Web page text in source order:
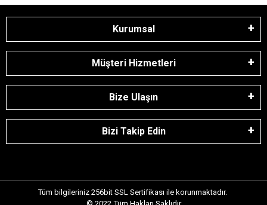
Kurumsal
Müşteri Hizmetleri
Bize Ulaşın
Bizi Takip Edin
Tüm bilgileriniz 256bit SSL Sertifikası ile korunmaktadır.